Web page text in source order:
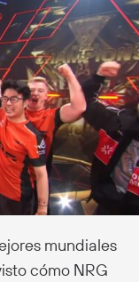
mundiales
cómo NRG